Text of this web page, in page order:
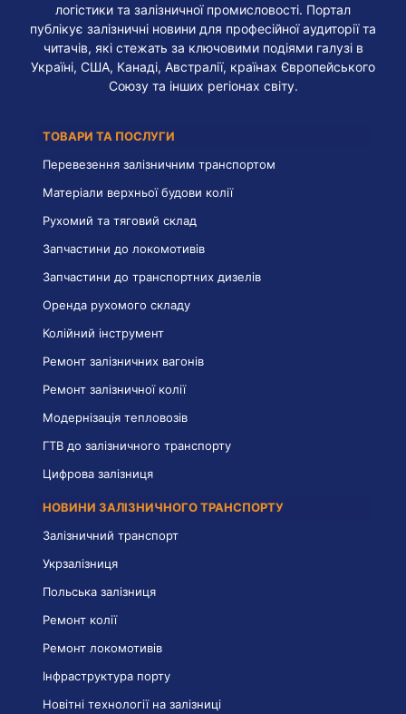
логістики та залізничної промисловості. Портал
публікує залізничні новини для професійної аудиторії та
читачів, які стежать за ключовими подіями галузі в
Україні, США, Канаді, Австралії, країнах Європейського
Союзу та інших регіонах світу.
ТОВАРИ ТА ПОСЛУГИ
Перевезення залізничним транспортом
Матеріали верхньої будови колії
Рухомий та тяговий склад
Запчастини до локомотивів
Запчастини до транспортних дизелів
Оренда рухомого складу
Колійний інструмент
Ремонт залізничних вагонів
Ремонт залізничної колії
Модернізація тепловозів
ГТВ до залізничного транспорту
Цифрова залізниця
НОВИНИ ЗАЛІЗНИЧНОГО ТРАНСПОРТУ
Залізничний транспорт
Укрзалізниця
Польська залізниця
Ремонт колії
Ремонт локомотивів
Інфраструктура порту
Новітні технології на залізниці